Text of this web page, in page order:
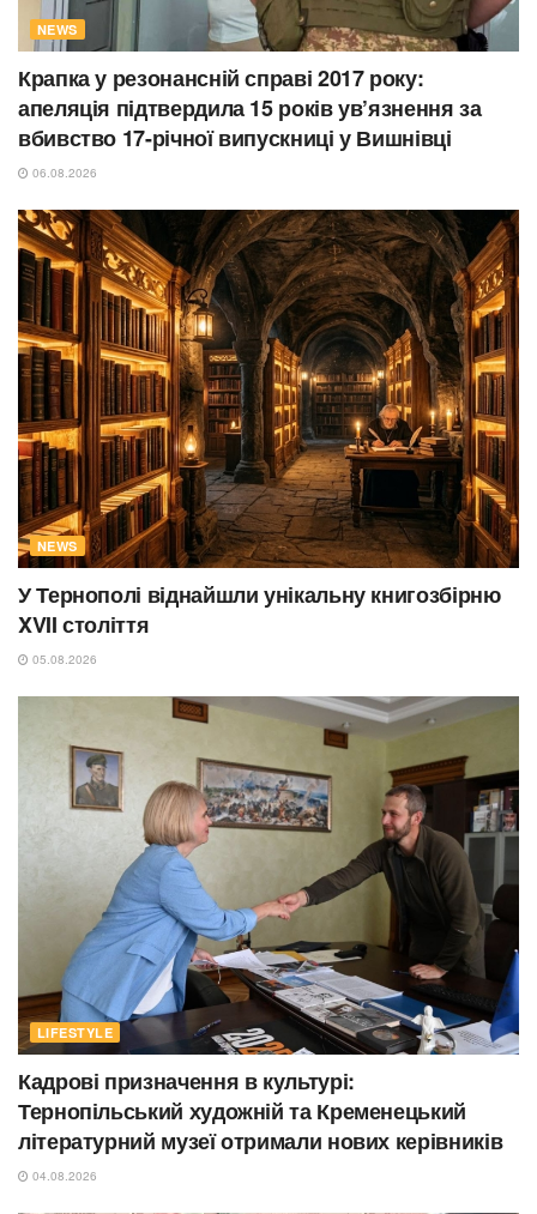
NEWS
Крапка у резонансній справі 2017 року:
апеляція підтвердила 15 років ув’язнення за
вбивство 17-річної випускниці у Вишнівці
06.08.2026
NEWS
У Тернополі віднайшли унікальну книгозбірню
XVII століття
05.08.2026
LIFESTYLE
Кадрові призначення в культурі:
Тернопільський художній та Кременецький
літературний музеї отримали нових керівників
04.08.2026